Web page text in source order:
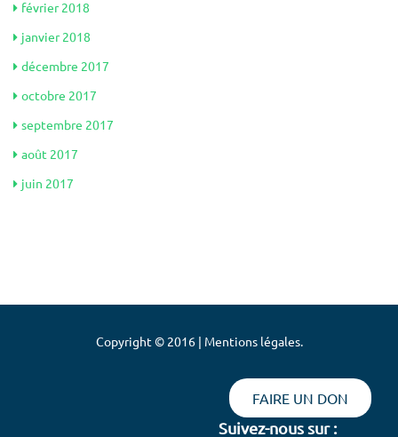
février 2018
janvier 2018
décembre 2017
octobre 2017
septembre 2017
août 2017
juin 2017
Copyright © 2016 | Mentions légales.
FAIRE UN DON
Suivez-nous sur :